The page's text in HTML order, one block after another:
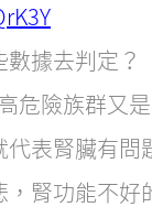
據去判定？
危險族群又
表腎臟有問
腎功能不